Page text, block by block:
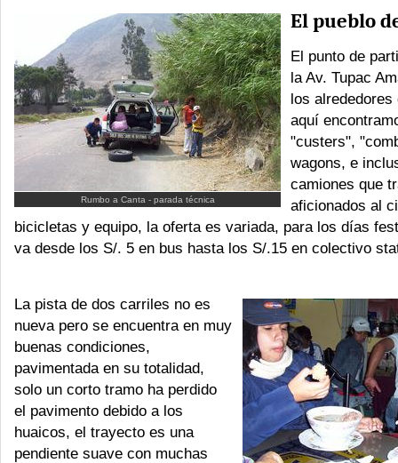
Rumbo a Canta - parada técnica
El pueblo
El punto de
la Av. Tupac
los
aquí
"custers",
wagons, e
camiones que
aficionados al
bicicletas y equipo, la oferta es variada, para los días
va desde los S/. 5 en bus hasta los S/.15 en colectivo
La pista de dos carriles no es
nueva pero se encuentra en muy
buenas condiciones,
pavimentada en su totalidad,
solo un corto tramo ha perdido
el pavimento debido a los
huaicos, el trayecto es una
pendiente suave con muchas